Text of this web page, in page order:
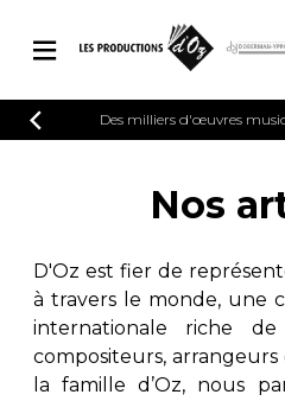
CATALOGUE
riche en œuvres originales et en
arrangements de qualité.
PARTITIONS POUR GUITARE
Des milliers d'œuvres
riche en œuvres originales et
arrangements de qualité.
Nos
D'Oz est fier de
à travers le monde, une
internationale riche
compositeurs,
la famille d’Oz, nous